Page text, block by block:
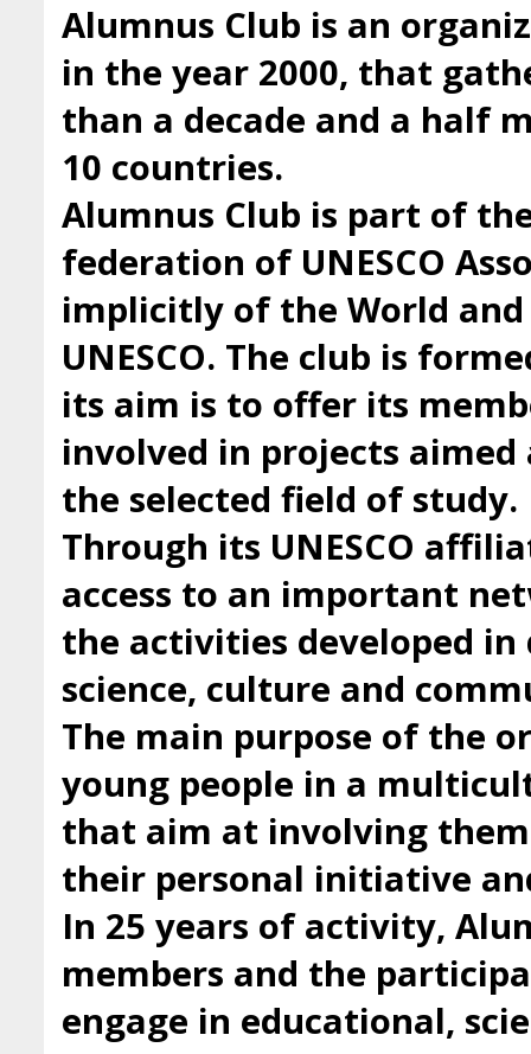
Alumnus Club is an
in the year 2000, that
than a decade and a half
10 countries.
Alumnus Club is part of
federation of UNESCO
implicitly of the World
UNESCO. The club is
its aim is to offer its
involved in projects
the selected field of study.
Through its UNESCO
access to an important
the activities developed in
science, culture and
The main purpose of the
young people in a
that aim at involving
their personal initiative
In 25 years of activity,
members and the
engage in educational,